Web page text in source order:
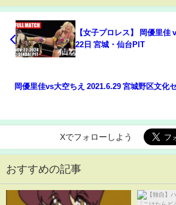
【女子プロレス】 岡優里佳
22日 宮城・仙台PIT
岡優里佳vs大空ちえ 2021.6.29 宮城野区文化
Xでフォローしよう
おすすめの記事